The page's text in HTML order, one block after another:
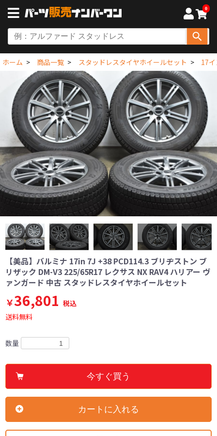
0
ホーム 商品一覧 スタッドレスタイヤホイールセット 17
【美品】バルミナ 17in 7J +38 PCD114.3 ブリヂストン ブ
リザック DM-V3 225/65R17 レクサス NX RAV4 ハリアー ヴ
ァンガード 中古 スタッドレスタイヤホイールセット
￥36,801 税込
送料無料
数量
今すぐ買う
カートに入れる